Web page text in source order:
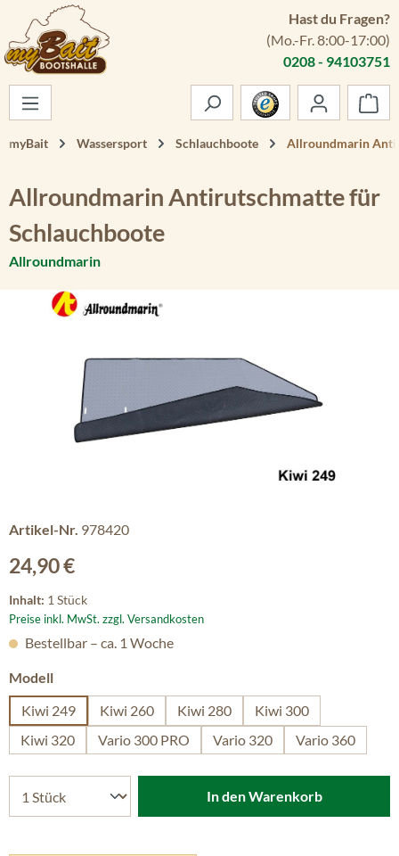
Zum Hauptinhalt springen
Hast du Fragen?
(Mo.-Fr. 8:00-17:00)
0208 - 94103751
myBait Wassersport Schlauchboote Allroundmarin
Allroundmarin Antirutschmatte für
Schlauchboote
Allroundmarin
Bildergalerie überspringen
Artikel-Nr. 978420
Regulärer Preis:
24,90 €
Inhalt: 1 Stück
Preise inkl. MwSt. zzgl. Versandkosten
Bestellbar – ca. 1 Woche
Modellauswählen
Kiwi 249
Kiwi 260 Kiwi 280
Kiwi 300
Kiwi 320
Vario 300 PRO Vario 320 Vario 360
In den Warenkorb